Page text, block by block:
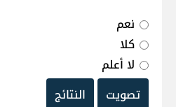
نعم
كلا
لا أعلم
تصويت
النتائج